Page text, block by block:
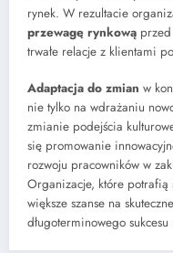
rynek. W rezultacie
przewagę rynkową
trwałe relacje z klientami
Adaptacja do zmian w
nie tylko na wdrażaniu
zmianie podejścia
się promowanie
rozwoju pracowników w
Organizacje, które potrafią
większe szanse na
długoterminowego